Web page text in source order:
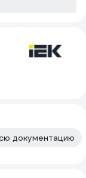
документацию